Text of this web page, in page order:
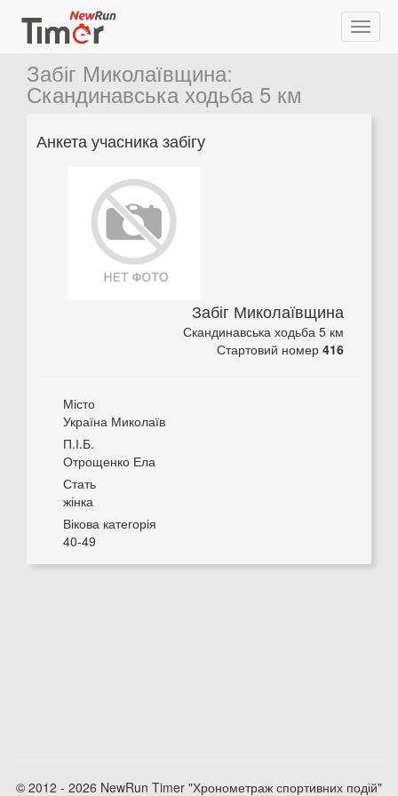
Забіг Миколаївщина:
Скандинавська ходьба 5 км
Анкета учасника забігу
Забіг Миколаївщина
Скандинавська ходьба 5 км
Стартовий номер 416
Місто
Україна Миколаїв
П.І.Б.
Отрощенко Ела
Стать
жінка
Вікова категорія
40-49
© 2012 - 2026 NewRun Timer "Хронометраж спортивних подій"